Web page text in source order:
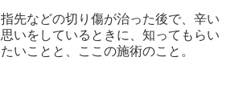
指先などの切り傷が治った後で、辛い
思いをしているときに、知ってもらい
たいことと、ここの施術のこと。